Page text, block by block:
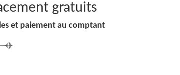
gratuits
et paiement au comptant